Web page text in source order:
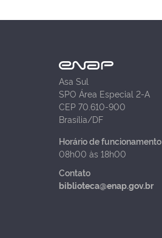
Asa Sul
SPO Área Especial 2-A
CEP 70.610-900
Brasília/DF
Horário de funcionamento
08h00 às 18h00
Contato
biblioteca@enap.gov.br